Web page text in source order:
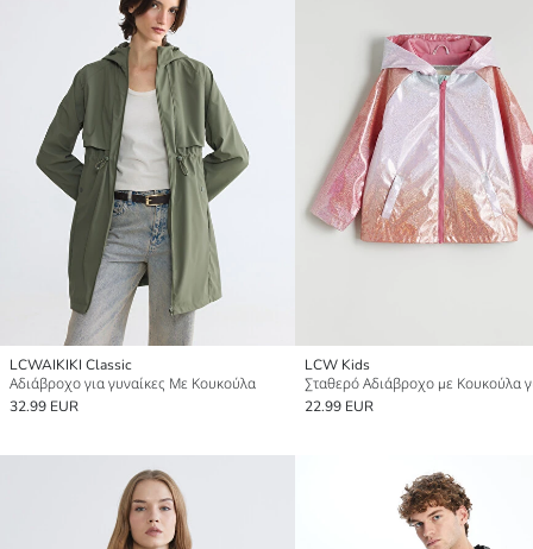
LCWAIKIKI Classic
Αδιάβροχο για γυναίκες Με Κουκούλα
32.99 EUR
LCW Kids
22.99 EUR